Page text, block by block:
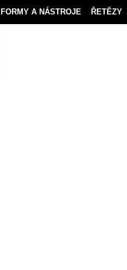
FORMY A NÁSTROJE ŘETĚZY